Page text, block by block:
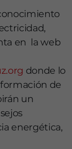
en la web
donde lo
de
un
energética,